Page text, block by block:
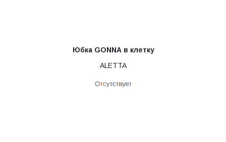
Юбка GONNA в клетку
ALETTA